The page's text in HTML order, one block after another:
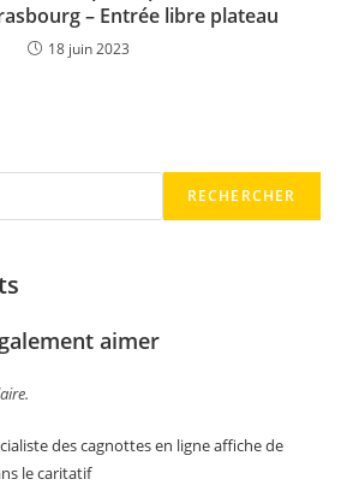
– Entrée libre plateau
18 juin 2023
RECHERCHER
aimer
des cagnottes en ligne affiche de
le caritatif